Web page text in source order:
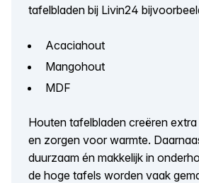
tafelbladen bij Livin24
Acaciahout
Mangohout
MDF
Houten tafelbladen creëren
en zorgen voor warmte.
duurzaam én makkelijk in
de hoge tafels worden vaak